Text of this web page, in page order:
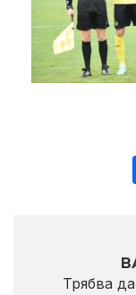
Трябва да